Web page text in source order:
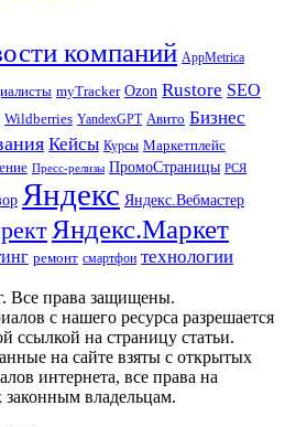
компаний AppMetrica
myTracker Ozon Rustore SEO
Wildberries YandexGPT Авито Бизнес
Кейсы Курсы Маркетплейс
Пресс-релизы ПромоСтраницы РСЯ
Яндекс Яндекс.Вебмастер
Яндекс.Маркет
ремонт смартфон технологии
Все права защищены.
с нашего ресурса разрешается
ссылкой на страницу статьи.
на сайте взяты с открытых
интернета, все права на
законным владельцам.